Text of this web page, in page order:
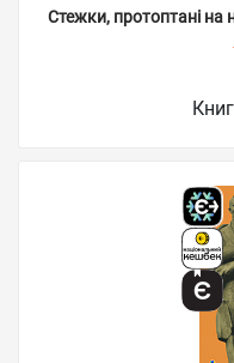
Стежки, протоптані на